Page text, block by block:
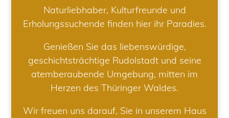
Naturliebhaber, Kulturfreunde und
Erholungssuchende finden hier ihr Paradies.
Genießen Sie das liebenswürdige,
geschichtsträchtige Rudolstadt und seine
atemberaubende Umgebung, mitten im
Herzen des Thüringer Waldes.
Wir freuen uns darauf, Sie in unserem Haus